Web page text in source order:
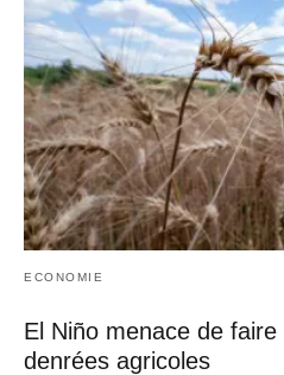
ECONOMIE
El Niño menace de faire
denrées agricoles